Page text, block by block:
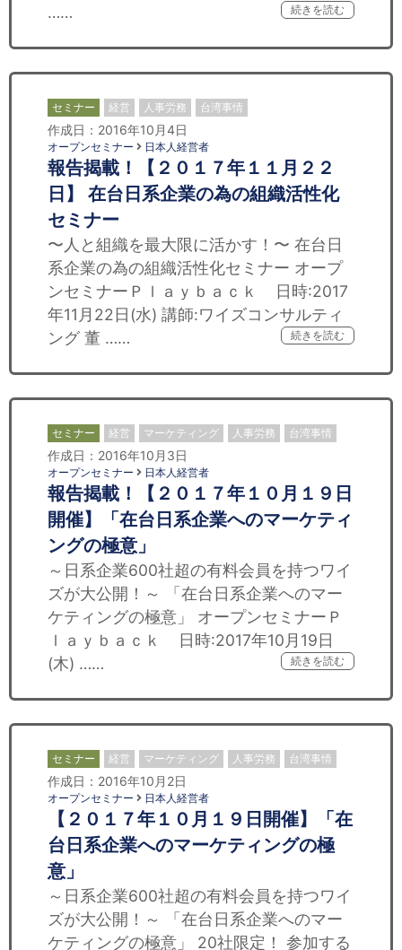
……
続きを読む
セミナー 経営 人事労務 台湾事情
作成日：2016年10月4日
オープンセミナー 日本人経営者
報告揭載！【２０１７年１１月２２
日】 在台日系企業の為の組織活性化
セミナー
〜人と組織を最大限に活かす！〜 在台日
系企業の為の組織活性化セミナー オープ
ンセミナーＰｌａｙｂａｃｋ 日時:2017
年11月22日(水) 講師:ワイズコンサルティ
ング 董 ……
続きを読む
セミナー 経営 マーケティング 人事労務 台湾事情
作成日：2016年10月3日
オープンセミナー 日本人経営者
報告揭載！【２０１７年１０月１９日
開催】「在台日系企業へのマーケティ
ングの極意」
～日系企業600社超の有料会員を持つワイ
ズが大公開！～ 「在台日系企業へのマー
ケティングの極意」 オープンセミナーＰ
ｌａｙｂａｃｋ 日時:2017年10月19日
(木) ……
続きを読む
セミナー 経営 マーケティング 人事労務 台湾事情
作成日：2016年10月2日
オープンセミナー 日本人経営者
【２０１７年１０月１９日開催】「在
台日系企業へのマーケティングの極
意」
～日系企業600社超の有料会員を持つワイ
ズが大公開！～ 「在台日系企業へのマー
ケティングの極意」 20社限定！ 参加する